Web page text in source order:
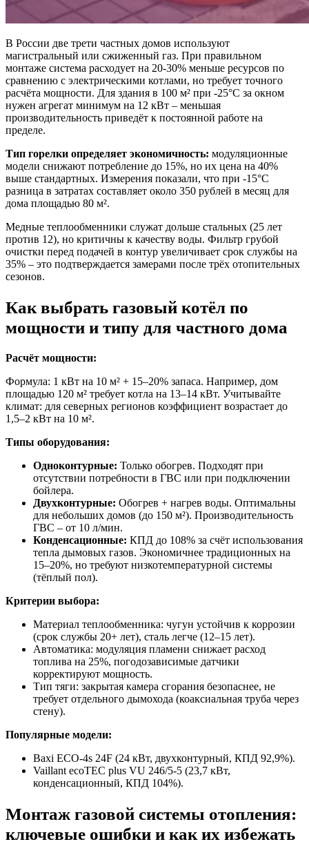
В России две трети частных домов используют
магистральный или сжиженный газ. При правильном
монтаже система расходует на 20-30% меньше ресурсов по
сравнению с электрическими котлами, но требует точного
расчёта мощности. Для здания в 100 м² при -25°C за окном
нужен агрегат минимум на 12 кВт – меньшая
производительность приведёт к постоянной работе на
пределе.
Тип горелки определяет экономичность: модуляционные
модели снижают потребление до 15%, но их цена на 40%
выше стандартных. Измерения показали, что при -15°C
разница в затратах составляет около 350 рублей в месяц для
дома площадью 80 м².
Медные теплообменники служат дольше стальных (25 лет
против 12), но критичны к качеству воды. Фильтр грубой
очистки перед подачей в контур увеличивает срок службы на
35% – это подтверждается замерами после трёх отопительных
сезонов.
Как выбрать газовый котёл по
мощности и типу для частного дома
Расчёт мощности:
Формула: 1 кВт на 10 м² + 15–20% запаса. Например, дом
площадью 120 м² требует котла на 13–14 кВт. Учитывайте
климат: для северных регионов коэффициент возрастает до
1,5–2 кВт на 10 м².
Типы оборудования:
Одноконтурные: Только обогрев. Подходят при
отсутствии потребности в ГВС или при подключении
бойлера.
Двухконтурные: Обогрев + нагрев воды. Оптимальны
для небольших домов (до 150 м²). Производительность
ГВС – от 10 л/мин.
Конденсационные: КПД до 108% за счёт использования
тепла дымовых газов. Экономичнее традиционных на
15–20%, но требуют низкотемпературной системы
(тёплый пол).
Критерии выбора:
Материал теплообменника: чугун устойчив к коррозии
(срок службы 20+ лет), сталь легче (12–15 лет).
Автоматика: модуляция пламени снижает расход
топлива на 25%, погодозависимые датчики
корректируют мощность.
Тип тяги: закрытая камера сгорания безопаснее, не
требует отдельного дымохода (коаксиальная труба через
стену).
Популярные модели:
Baxi ECO-4s 24F (24 кВт, двухконтурный, КПД 92,9%).
Vaillant ecoTEC plus VU 246/5-5 (23,7 кВт,
конденсационный, КПД 104%).
Монтаж газовой системы отопления:
ключевые ошибки и как их избежать